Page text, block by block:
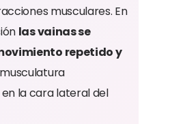
musculares. En
las vainas se
repetido y
la cara lateral del